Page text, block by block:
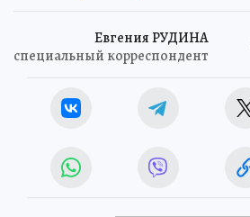
Евгения РУДИНА
специальный корреспондент